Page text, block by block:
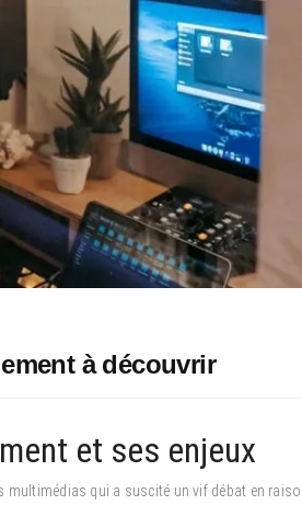
à découvrir
et ses enjeux
multimédias qui a suscité un vif débat en